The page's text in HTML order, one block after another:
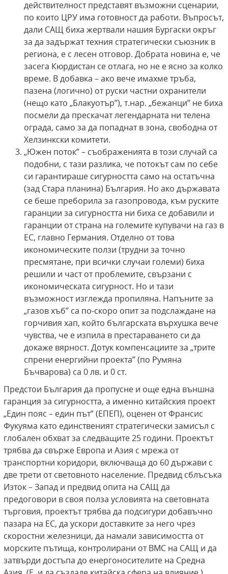
действителност представят възможни сценарии,
по които ЦРУ има готовност да работи. Въпросът,
дали САЩ биха жертвали нашия Бургаски окръг
за да задържат техния стратегически съюзник в
региона, е с лесен отговор. Добрата новина е, че
засега Кюрдистан се отлага, но не е ясно за колко
време. В добавка – ако вече имахме тръба,
пазена (логично) от руски частни охранители
(нещо като „Блакуотър”), т.нар. „бежанци” не биха
посмели да прескачат легендарната ни телена
ограда, само за да попаднат в зона, свободна от
Хелзинкски комитети.
„Южен поток” – съображенията в този случай са
подобни, с тази разлика, че потокът сам по себе
си гарантираше сигурността само на остатъчна
(зад Стара планина) България. Но ако държавата
се беше преборила за газопровода, към руските
гаранции за сигурността ни биха се добавили и
гаранции от страна на големите купувачи на газ в
ЕС, главно Германия. Отделно от това
икономическите ползи (трудни за точно
пресмятане, при всички случаи големи) биха
решили и част от проблемите, свързани с
икономическата сигурност. Но и тази
възможност изглежда пропиляна. Напъните за
„газов хъб” са по-скоро опит за подслаждане на
горчивия хап, който българската върхушка вече
чувства, че е изпила в престараването си да
докаже вярност. Дотук компенсациите за „трите
спрени енергийни проекта” (по Румяна
Бъчварова) са 0 лв. и 0 ст.
Предстои България да пропусне и още една външна
гаранция за сигурността, а именно китайския проект
„Един пояс – един път” (ЕПЕП), оценен от Франсис
Фукуяма като единственият стратегически замисъл с
глобален обхват за следващите 25 години. Проектът
трябва да свърже Европа и Азия с мрежа от
транспортни коридори, включваща до 60 държави с
две трети от световното население. Предвид сблъсъка
Изток – Запад и предвид опита на САЩ да
предоговори в своя полза условията на световната
търговия, проектът трябва да подсигури добавъчно
пазара на ЕС, да ускори доставките за него чрез
скоростни железници, да намали зависимостта от
морските пътища, контролирани от ВМС на САЩ и да
затвърди достъпа до енергоносителите на Средна